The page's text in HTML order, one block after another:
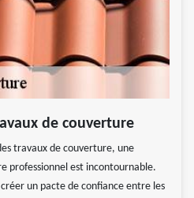
de couverture
travaux de couverture, une
professionnel est incontournable.
un pacte de confiance entre les